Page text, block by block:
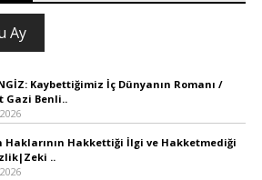
Ay
Kaybettiğimiz İç Dünyanın Romanı /
Gazi Benli..
Haklarının Hakkettiği İlgi ve Hakketmediği
..